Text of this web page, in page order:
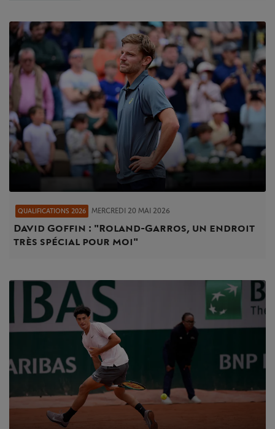
QUALIFICATIONS 2026 MERCREDI 20 MAI 2026
David Goffin : "Roland-Garros, un endroit
très spécial pour moi"